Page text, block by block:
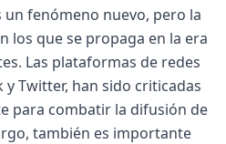
fenómeno nuevo, pero la
los que se propaga en la era
Las plataformas de redes
y Twitter, han sido criticadas
para combatir la difusión de
también es importante